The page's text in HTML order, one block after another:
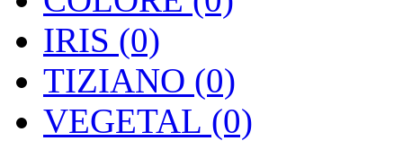
IRIS (0)
TIZIANO (0)
VEGETAL (0)